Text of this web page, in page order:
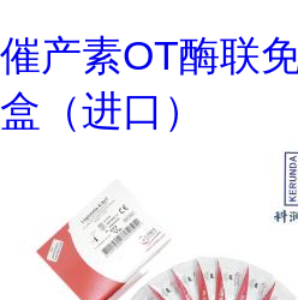
催产素OT酶联
盒（进口）